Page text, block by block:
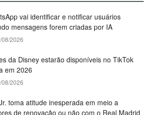
vai identificar e notificar usuários
mensagens forem criadas por IA
08/2026
da Disney estarão disponíveis no TikTok
em 2026
08/2026
toma atitude inesperada em meio a
de renovação ou não com o Real Madrid